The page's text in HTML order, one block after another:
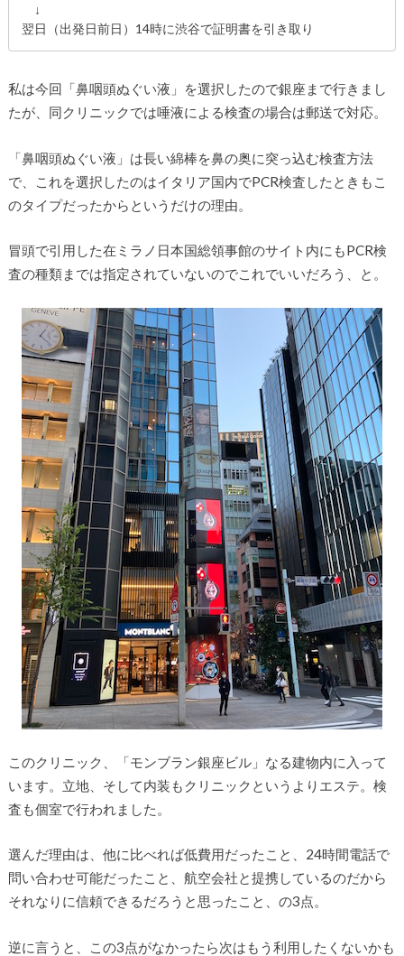
↓
翌日（出発日前日）14時に渋谷で証明書を引き取り
私は今回「鼻咽頭ぬぐい液」を選択したので銀座まで行きまし
たが、同クリニックでは唾液による検査の場合は郵送で対応。
「鼻咽頭ぬぐい液」は長い綿棒を鼻の奥に突っ込む検査方法
で、これを選択したのはイタリア国内でPCR検査したときもこ
のタイプだったからというだけの理由。
冒頭で引用した在ミラノ日本国総領事館のサイト内にもPCR検
査の種類までは指定されていないのでこれでいいだろう、と。
このクリニック、「モンブラン銀座ビル」なる建物内に入って
います。立地、そして内装もクリニックというよりエステ。検
査も個室で行われました。
選んだ理由は、他に比べれば低費用だったこと、24時間電話で
問い合わせ可能だったこと、航空会社と提携しているのだから
それなりに信頼できるだろうと思ったこと、の3点。
逆に言うと、この3点がなかったら次はもう利用したくないかも